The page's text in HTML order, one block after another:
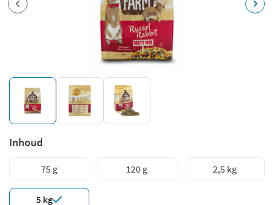
Inhoud
75 g 120 g 2,5 kg
5 kg